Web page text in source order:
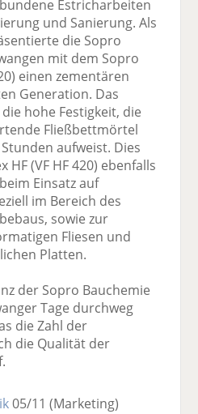
Estricharbeiten
und Sanierung. Als
die Sopro
mit dem Sopro
einen zementären
Generation. Das
hohe Festigkeit, die
Fließbettmörtel
aufweist. Dies
HF (VF HF 420) ebenfalls
Einsatz auf
im Bereich des
sowie zur
Fliesen und
Platten.
der Sopro Bauchemie
Tage durchweg
die Zahl der
die Qualität der
05/11(Marketing)